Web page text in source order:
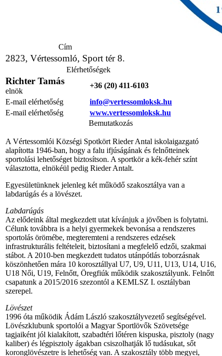
Cím
2823, Vértessomló, Sport tér 8.
Elérhetőségek
Richter Tamás
elnök
+36 (20) 411-6103
E-mail elérhetőség
info@vertessomloksk.hu
E-mail elérhetőség
www.vertessomloksk.hu
Bemutatkozás
A Vértessomlói Községi Spotkört Rieder Antal iskolaigazgató
alapította 1946-ban, hogy a falu ifjúságának és felnőtteinek
sportolási lehetőséget biztosítson. A sportkör a kék-fehér színt
választotta, elnökéül pedig Rieder Antalt.
Egyesületünknek jelenleg két működő szakosztálya van a
labdarúgás és a lövészet.
Labdarúgás
Az elődeink által megkezdett utat kívánjuk a jövőben is folytatni.
Célunk továbbra is a helyi gyermekek bevonása a rendszeres
sportolás örömébe, megteremteni a rendszeres edzések
infrastrukturális feltételeit, biztosítani a megfelelő edzői, szakmai
stábot. A 2010-ben megkezdett tudatos utánpótlás toborzásnak
köszönhetően mára 10 korosztállyal U7, U9, U11, U13, U14, U16,
U18 Női, U19, Felnőtt, Öregfiúk működik szakosztályunk. Felnőtt
csapatunk a 2015/2016 szezontól a KEMLSZ I. osztályban
szerepel.
Lövészet
1996 óta működik Ádám László szakosztályvezető segítségével.
Lövészklubunk sportolói a Magyar Sportlövők Szövetsége
tagjaiként jól kialakított, szabadtéri lőtéren kispuska, pisztoly (nagy
kaliber) és légpisztoly ágakban csiszolhatják lő tudásukat, sőt
koronglövészetre is lehetőség van. A szakosztály több megyei,